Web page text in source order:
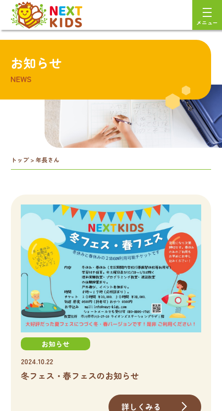
メニュー
お知らせ
NEWS
トップ>年長さん
お知らせ
2024.10.22
冬フェス・春フェスのお知らせ
詳しくみる